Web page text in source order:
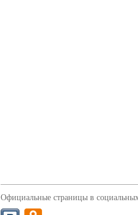
Официальные страницы в социальных